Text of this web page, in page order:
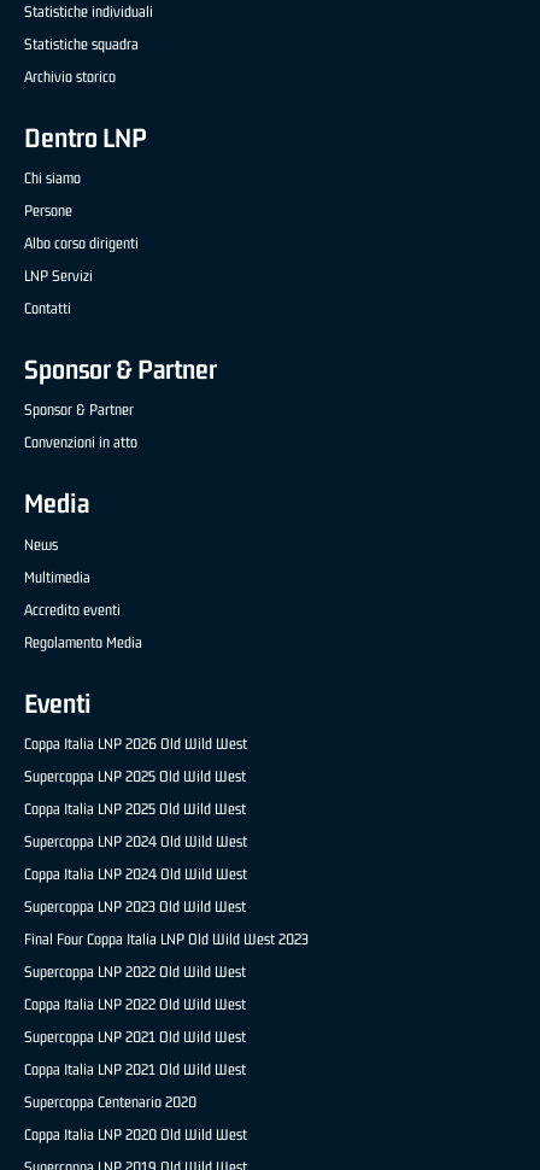
Statistiche individuali
Statistiche squadra
Archivio storico
Dentro LNP
Chi siamo
Persone
Albo corso dirigenti
LNP Servizi
Contatti
Sponsor & Partner
Sponsor & Partner
Convenzioni in atto
Media
News
Multimedia
Accredito eventi
Regolamento Media
Eventi
Coppa Italia LNP 2026 Old Wild West
Supercoppa LNP 2025 Old Wild West
Coppa Italia LNP 2025 Old Wild West
Supercoppa LNP 2024 Old Wild West
Coppa Italia LNP 2024 Old Wild West
Supercoppa LNP 2023 Old Wild West
Final Four Coppa Italia LNP Old Wild West 2023
Supercoppa LNP 2022 Old Wild West
Coppa Italia LNP 2022 Old Wild West
Supercoppa LNP 2021 Old Wild West
Coppa Italia LNP 2021 Old Wild West
Supercoppa Centenario 2020
Coppa Italia LNP 2020 Old Wild West